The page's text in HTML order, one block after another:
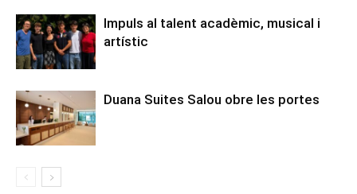
Impuls al talent acadèmic, musical i
artístic
Duana Suites Salou obre les portes